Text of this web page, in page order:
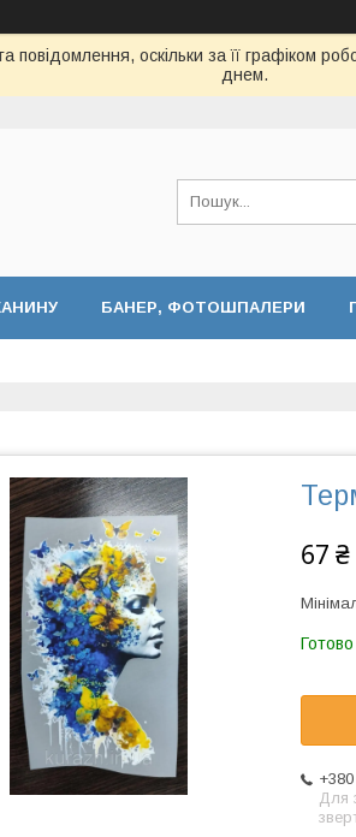
оскільки за її графіком
днем.
БАНЕР, ФОТОШПАЛЕРИ
67 ₴
Для